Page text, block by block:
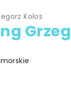
Kolos